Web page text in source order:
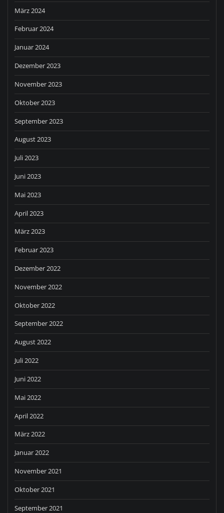
März 2024
Februar 2024
Januar 2024
Dezember 2023
November 2023
Oktober 2023
September 2023
August 2023
Juli 2023
Juni 2023
Mai 2023
April 2023
März 2023
Februar 2023
Dezember 2022
November 2022
Oktober 2022
September 2022
August 2022
Juli 2022
Juni 2022
Mai 2022
April 2022
März 2022
Januar 2022
November 2021
Oktober 2021
September 2021